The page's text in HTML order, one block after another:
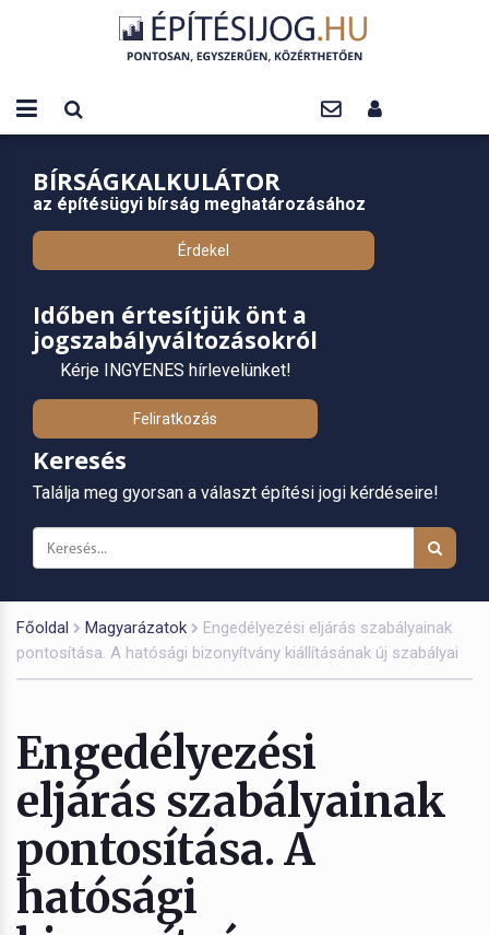
BÍRSÁGKALKULÁTOR
az építésügyi bírság meghatározásához
Érdekel
Időben értesítjük önt a
jogszabályváltozásokról
Kérje INGYENES hírlevelünket!
Feliratkozás
Keresés
Találja meg gyorsan a választ építési jogi kérdéseire!
Főoldal Magyarázatok
Engedélyezési eljárás szabályainak
pontosítása. A hatósági bizonyítvány kiállításának új szabályai
Engedélyezési
eljárás szabályainak
pontosítása. A
hatósági